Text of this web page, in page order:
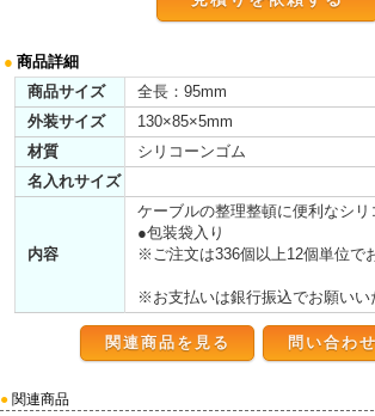
● 商品詳細
商品サイズ
全長：95mm
外装サイズ
130×85×5mm
材質
シリコーンゴム
名入れサイズ
内容
ケーブルの整理整頓に便利なシリ
●包装袋入り
※ご注文は336個以上12個単位で
※お支払いは銀行振込でお願いい
関連商品を見る
● 関連商品